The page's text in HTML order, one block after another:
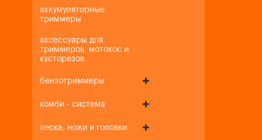
аккумуляторные
триммеры
аксессуары для
триммеров, мотокос и
кусторезов
бензотриммеры
комби - система
леска, ножи и головки